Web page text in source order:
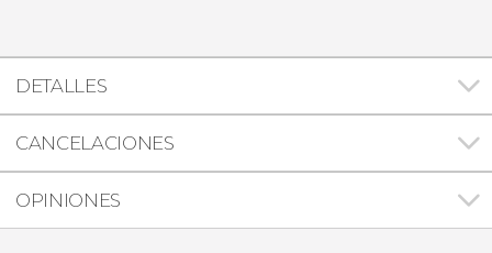
DETALLES
CANCELACIONES
OPINIONES